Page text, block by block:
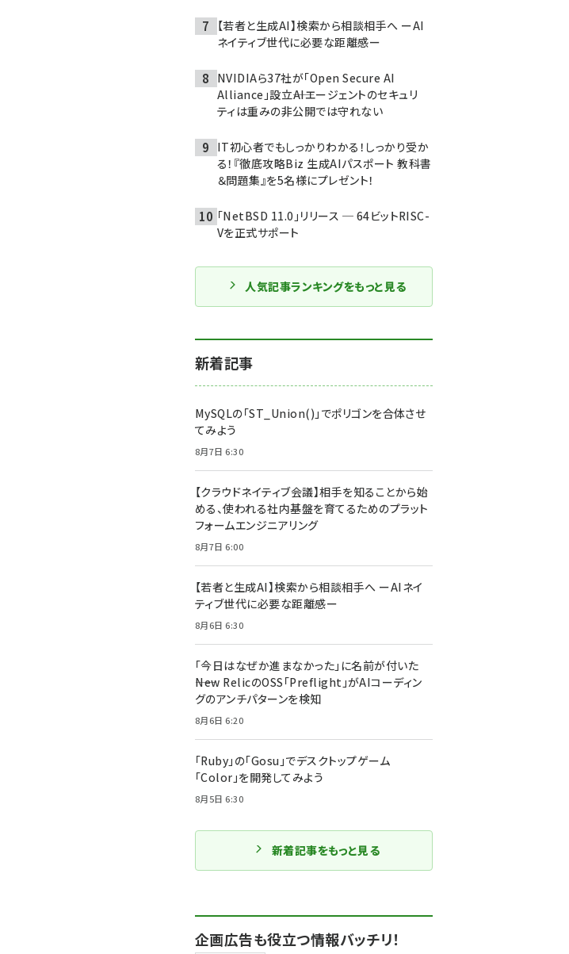
【若者と生成AI】検索から相談相手へ ーAI
ネイティブ世代に必要な距離感ー
NVIDIAら37社が「Open Secure AI
Alliance」設立――AIエージェントのセキュリ
ティは重みの非公開では守れない
IT初心者でもしっかりわかる！しっかり受か
る！『徹底攻略Biz 生成AIパスポート 教科書
＆問題集』を5名様にプレゼント！
「NetBSD 11.0」リリース ─ 64ビットRISC-
Vを正式サポート
人気記事ランキングをもっと見る
新着記事
MySQLの「ST_Union()」でポリゴンを合体させ
てみよう
8月7日 6:30
【クラウドネイティブ会議】相手を知ることから始
める、使われる社内基盤を育てるためのプラット
フォームエンジニアリング
8月7日 6:00
【若者と生成AI】検索から相談相手へ ーAIネイ
ティブ世代に必要な距離感ー
8月6日 6:30
「今日はなぜか進まなかった」に名前が付いた
――New RelicのOSS「Preflight」がAIコーディン
グのアンチパターンを検知
8月6日 6:20
「Ruby」の「Gosu」でデスクトップゲーム
「Color」を開発してみよう
8月5日 6:30
新着記事をもっと見る
企画広告も役立つ情報バッチリ！